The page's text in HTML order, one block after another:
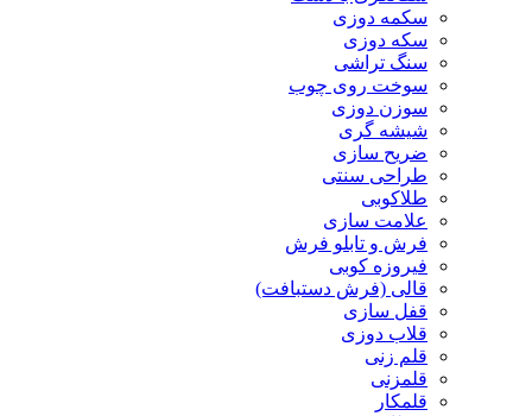
سکمه دوزی
سکه دوزی
سنگ تراشی
سوخت روی چوب
سوزن دوزی
شیشه گری
ضریح سازی
طراحی سنتی
طلاکوبی
علامت سازی
فرش و تابلو فرش
فیروزه کوبی
قالی (فرش دستبافت)
قفل سازی
قلاب دوزی
قلم زنی
قلمزنی
قلمکار